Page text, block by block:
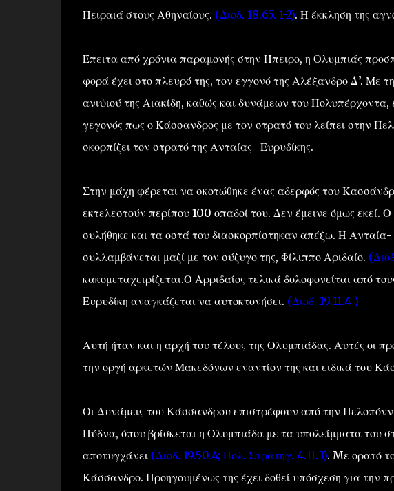
Πειραιά στους Αθηναίους. (Διοδ. 18.65. 1-2). Η έκκληση της
Έπειτα από χρόνια παραμονής στην Ήπειρο, η Ολυμπιάς
φορά έχει στο πλευρό της, τον εγγονό της Αλέξανδρο Δ’. Με
ανιψιού της Αιακίδη, καθώς και δυνάμεων του
γεγονός πως ο Κάσσανδρος με τον στρατό του λείπει στην
σκορπίζει τον στρατό της Ανταίας- Ευρυδίκης.
Στην μάχη φέρεται να σκοτώθηκε ένας αδερφός του
εκτελεστούν περίπου 100 οπαδοί του. Δεν έμεινε όμως
συλήθηκε και τα οστά του διασκορπίστηκαν απέξω. Η
συλλαμβάνεται μαζί με τον σύζυγο της, Φίλιππο Αριδαίο.
κακομεταχειρίζεται.Ο Αρριδαίος τελικά δολοφονείται από
Ευρυδίκη αναγκάζεται να αυτοκτονήσει. (Διοδ. 19.11.4 )
Αυτή ήταν και η αρχή του τέλους της Ολυμπιάδας. Αυτές οι
την οργή αρκετών Μακεδόνων εναντίον της και ειδικά του
Οι Δυνάμεις του Κάσσανδρου επιστρέφουν από την
Πύδνα, όπου βρίσκεται η Ολυμπιάδα με τα υπολείμματα του
αποτυγχάνει(Διοδ. 19.50.4; Πολ. Στρατηγ. 4.11.3). Mε ορατό
Κάσσανδρο. Προηγουμένως της έχει δοθεί υπόσχεση για την